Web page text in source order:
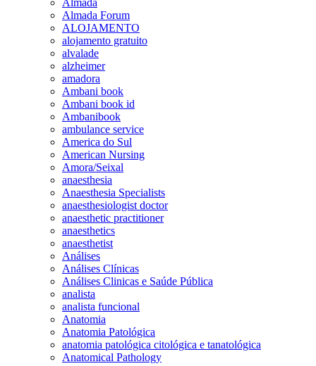
Almada Forum
ALOJAMENTO
alojamento gratuito
alvalade
alzheimer
amadora
Ambani book
Ambani book id
Ambanibook
ambulance service
America do Sul
American Nursing
Amora/Seixal
anaesthesia
Anaesthesia Specialists
anaesthesiologist doctor
anaesthetic practitioner
anaesthetics
anaesthetist
Análises
Análises Clínicas
Análises Clinicas e Saúde Pública
analista
analista funcional
Anatomia
Anatomia Patológica
anatomia patológica citológica e tanatológica
Anatomical Pathology